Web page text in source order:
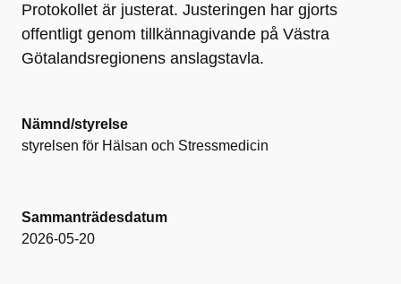
Protokollet är justerat. Justeringen har gjorts
offentligt genom tillkännagivande på Västra
Götalandsregionens anslagstavla.
Nämnd/styrelse
styrelsen för Hälsan och Stressmedicin
Sammanträdesdatum
2026-05-20